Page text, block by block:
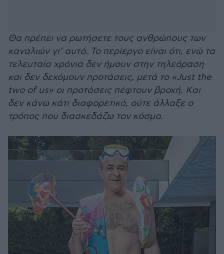
Θα πρέπει να ρωτήσετε τους ανθρώπους των
καναλιών γι’ αυτό. Το περίεργο είναι ότι, ενώ τα
τελευταία χρόνια δεν ήμουν στην τηλεόραση
και δεν δεχόμουν προτάσεις, μετά το «Just the
two of us» οι προτάσεις πέφτουν βροχή. Kαι
δεν κάνω κάτι διαφορετικό, ούτε άλλαξε ο
τρόπος που διασκεδάζω τον κόσμο.